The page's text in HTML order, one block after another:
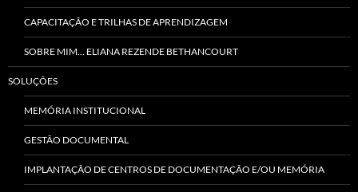
CAPACITAÇÃO E TRILHAS DE APRENDIZAGEM
SOBRE MIM… ELIANA REZENDE BETHANCOURT
SOLUÇÕES
MEMÓRIA INSTITUCIONAL
GESTÃO DOCUMENTAL
IMPLANTAÇÃO DE CENTROS DE DOCUMENTAÇÃO E/OU MEMÓRIA